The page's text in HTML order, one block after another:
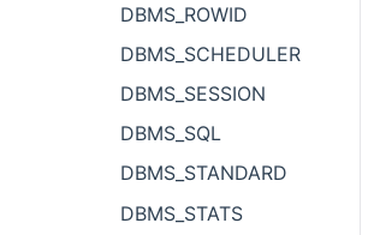
DBMS_ROWID
DBMS_SCHEDULER
DBMS_SESSION
DBMS_SQL
DBMS_STANDARD
DBMS_STATS